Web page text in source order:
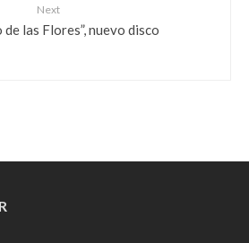
Next
de las Flores”, nuevo disco